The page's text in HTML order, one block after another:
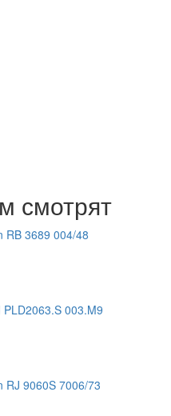
смотрят
RB 3689 004/48
003.M9
RJ 9060S 7006/73